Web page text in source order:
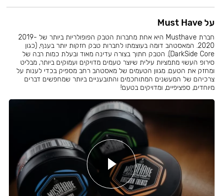
על Must Have
חברת Musthave היא אחת מחברות הטבק הפופולריות ביותר של 2019-
2020. המאסטהב דומה בעוצמתו לחברות טבק חזקות יותר בענף, (כגון
DarkSide Core). הטבק חתוך בצורה עדינה מאוד ובעלת כמות רבה של
סירופ העשוי מתמציות עילית שיוצר טעמים מדויקים ועמוקים ביותר, מבליט
ומחזק את הטעם. מגוון הטעמים של מאסטהב רחב מספיק בכדי לענות על
צרכיהם של המעשנים המתוחכמים והתובעניים ביותר שמחפשים דברים
מיוחדים, ספציפיים, ומדויקים בטעם!